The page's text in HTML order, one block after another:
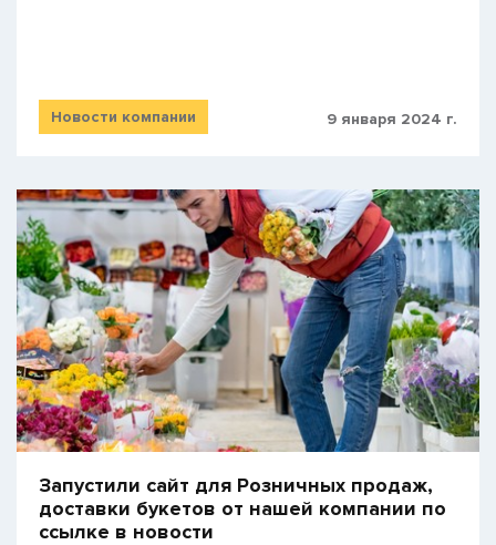
Новости компании 9 января 2024 г.
Запустили сайт для Розничных продаж,
доставки букетов от нашей компании по
ссылке в новости